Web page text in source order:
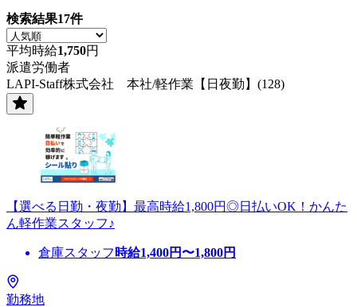
検索結果17件
平均時給1,750円
派遣労働者
LAPI-Staff株式会社 本社/軽作業【日夜勤】(128)
【選べる日勤・夜勤】最高時給1,800円◎日払いOK！かんた
ん軽作業スタッフ♪
倉庫スタッフ 時給1,400円〜1,800円
勤務地